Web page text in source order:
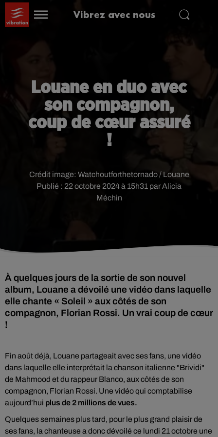
Vibrez avec nous
Louane en duo avec
son compagnon,
coup de cœur assuré
!
Publié : 22 octobre 2024 à 15h31 par Alicia
Méchin
Crédit image: Watchoutforthetornado / Louane
À quelques jours de la sortie de son nouvel
album, Louane a dévoilé une vidéo dans laquelle
elle chante « Soleil » aux côtés de son
compagnon, Florian Rossi. Un vrai coup de cœur
!
Fin août déjà, Louane partageait avec ses fans, une vidéo
dans laquelle elle interprétait la chanson italienne "Brividi"
de Mahmood et du rappeur Blanco, aux côtés de son
compagnon, Florian Rossi. Une vidéo qui comptabilise
aujourd’hui plus de 2 millions de vues.
Quelques semaines plus tard, pour le plus grand plaisir de
ses fans, la chanteuse a donc dévoilé ce lundi 21 octobre une